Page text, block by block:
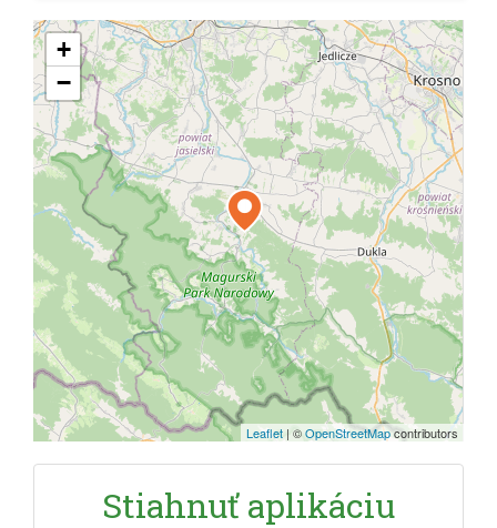
+
−
Leaflet | ©OpenStreetMapcontributors
Stiahnuť aplikáciu